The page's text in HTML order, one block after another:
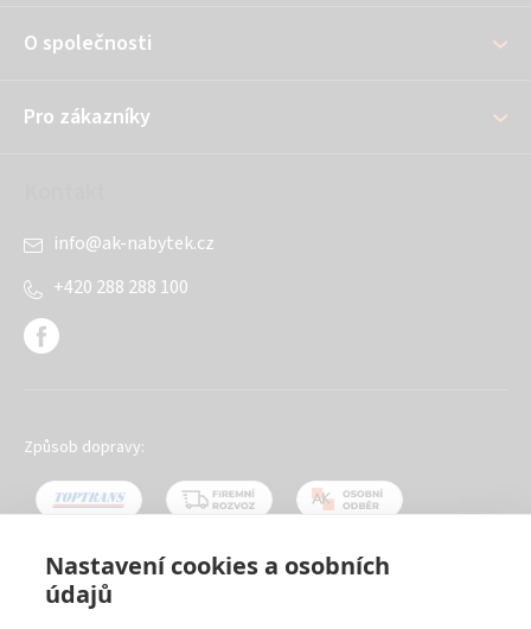
Nastavení cookies a osobních
údajů
O společnosti
Pro zákazníky
info@ak-nabytek.cz
+420 288 288 100
Způsob dopravy: